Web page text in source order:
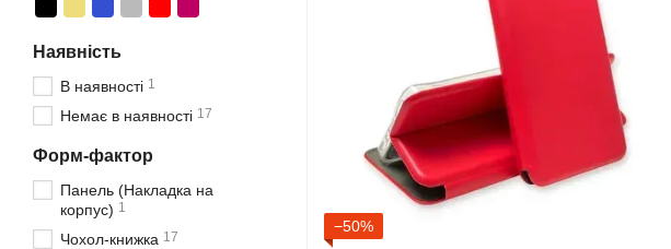
−50%
Наявність
В наявності 1
Немає в наявності 17
Форм-фактор
Панель (Накладка на
корпус) 1
Чохол-книжка 17